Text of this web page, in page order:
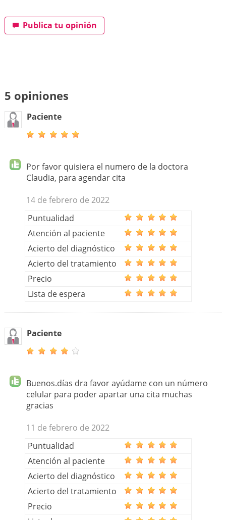
Publica tu opinión
5 opiniones
Paciente
Por favor quisiera el numero de la doctora
Claudia, para agendar cita
14 de febrero de 2022
Puntualidad
Atención al paciente
Acierto del diagnóstico
Acierto del tratamiento
Precio
Lista de espera
Paciente
Buenos.días dra favor ayúdame con un número
celular para poder apartar una cita muchas
gracias
11 de febrero de 2022
Puntualidad
Atención al paciente
Acierto del diagnóstico
Acierto del tratamiento
Precio